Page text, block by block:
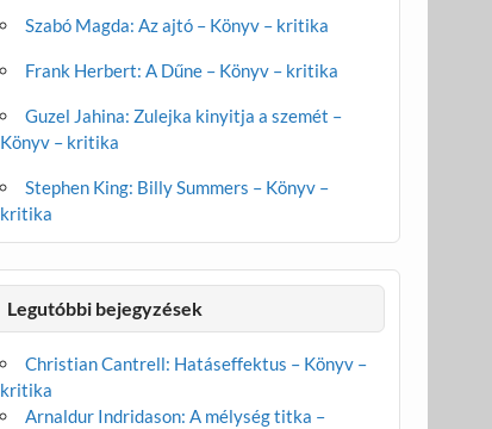
Szabó Magda: Az ajtó – Könyv – kritika
Frank Herbert: A Dűne – Könyv – kritika
Guzel Jahina: Zulejka kinyitja a szemét –
Könyv – kritika
Stephen King: Billy Summers – Könyv –
kritika
Legutóbbi bejegyzések
Christian Cantrell: Hatáseffektus – Könyv –
kritika
Arnaldur Indridason: A mélység titka –